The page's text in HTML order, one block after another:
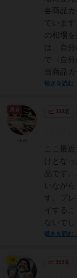
各商品
ていま
の相場
は、自
で〈自
当商品
続きを読む
333名
ここ最
けとな
品です
いなが
す。プ
イする
ないで
続きを読む
353名
神